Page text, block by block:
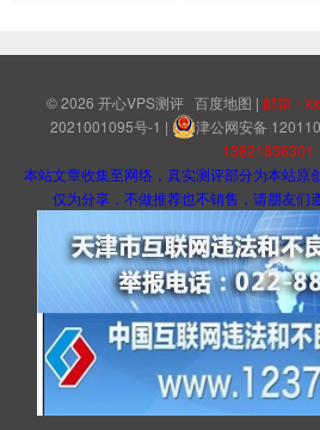
© 2026 开心VPS测评 百度地图 | 邮箱：
2021001095号-1 | 津公网安备
13821836301
本站文章收集至网络，真实测评部分为本站原
仅为分享，不做推荐也不销售，请朋友们